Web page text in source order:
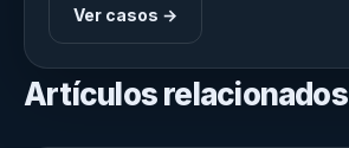
Ver casos →
Artículos relacionados